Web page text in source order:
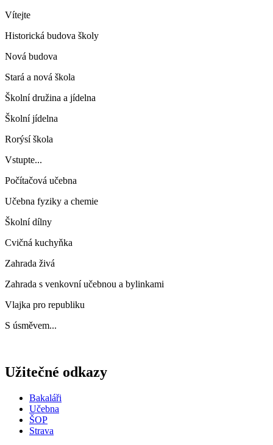
Vítejte
Historická budova školy
Nová budova
Stará a nová škola
Školní družina a jídelna
Školní jídelna
Rorýsí škola
Vstupte...
Počítačová učebna
Učebna fyziky a chemie
Školní dílny
Cvičná kuchyňka
Zahrada živá
Zahrada s venkovní učebnou a bylinkami
Vlajka pro republiku
S úsměvem...
Užitečné odkazy
Bakaláři
Učebna
ŠOP
Strava